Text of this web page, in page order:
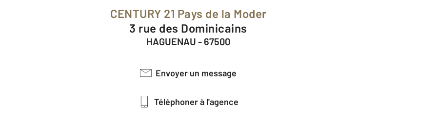
CENTURY 21 Pays de la Moder
3 rue des Dominicains
HAGUENAU - 67500
Envoyer un message
Téléphoner à l'agence